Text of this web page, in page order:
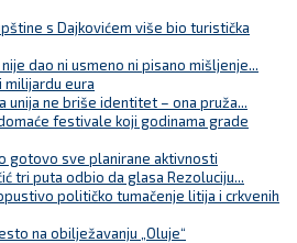
s Dajkovićem više bio turistička
dao ni usmeno ni pisano mišljenje...
milijardu eura
unija ne briše identitet – ona pruža...
festivale koji godinama grade
gotovo sve planirane aktivnosti
tri puta odbio da glasa Rezoluciju...
političko tumačenje litija i crkvenih
na obilježavanju „Oluje“